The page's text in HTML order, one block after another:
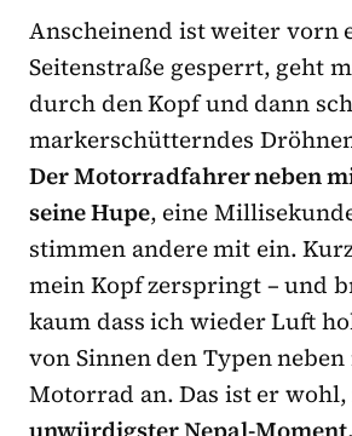
Anscheinend ist weiter vorn
Seitenstraße gesperrt, geht
durch den Kopf und dann
markerschütterndes
Der Motorradfahrer neben
seine Hupe, eine
stimmen andere mit ein.
mein Kopf zerspringt – und
kaum dass ich wieder Luft
von Sinnen den Typen
Motorrad an. Das ist er wohl,
unwürdigster Nepal-Moment.